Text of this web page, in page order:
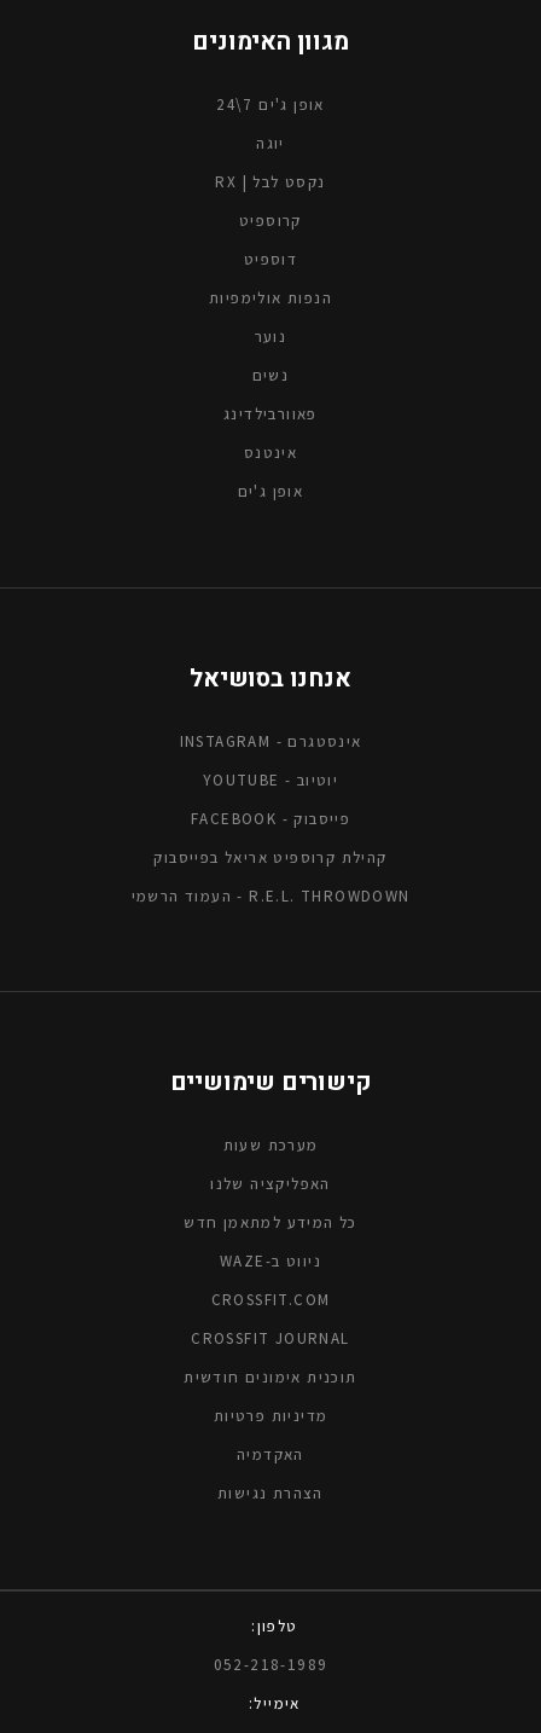
מגוון האימונים
אופן ג'ים 7\24
יוגה
נקסט לבל | RX
קרוספיט
דוספיט
הנפות אולימפיות
נוער
נשים
פאוורבילדינג
אינטנס
אופן ג'ים
אנחנו בסושיאל
אינסטגרם - INSTAGRAM
יוטיוב - YOUTUBE
פייסבוק - FACEBOOK
קהילת קרוספיט אריאל בפייסבוק
R.E.L. THROWDOWN - העמוד הרשמי
קישורים שימושיים
מערכת שעות
האפליקציה שלנו
כל המידע למתאמן חדש
ניווט ב-WAZE
CROSSFIT.COM
CROSSFIT JOURNAL
תוכנית אימונים חודשית
מדיניות פרטיות
האקדמיה
הצהרת נגישות
טלפון:
052-218-1989
אימייל: